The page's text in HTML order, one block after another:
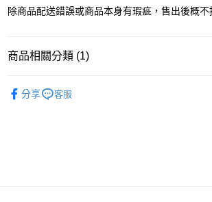
每筆NT$130，滿NT$2,500(含以上)免運費
除商品配送錯誤或商品本身有瑕疵，售出後概不
商品相關分類 (1)
分享
客服